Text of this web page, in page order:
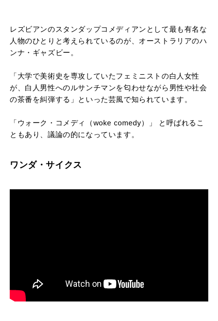
レズビアンのスタンダップコメディアンとして最も有名な
人物のひとりと考えられているのが、オーストラリアのハ
ンナ・ギャズビー。
「大学で美術史を専攻していたフェミニストの白人女性
が、白人男性へのルサンチマンを匂わせながら男性や社会
の茶番を糾弾する」といった芸風で知られています。
「ウォーク・コメディ（woke comedy）」 と呼ばれるこ
ともあり、議論の的になっています。
ワンダ・サイクス